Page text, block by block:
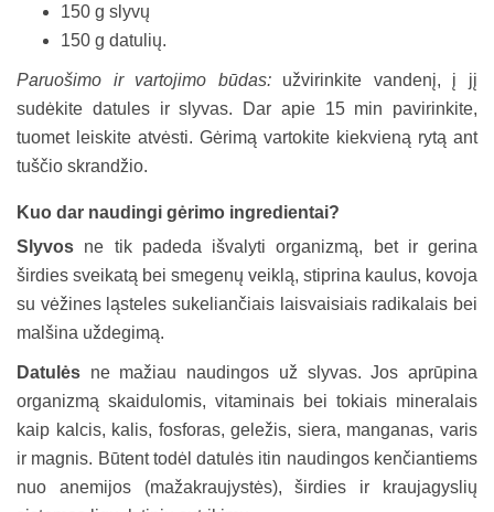
150 g slyvų
150 g datulių.
Paruošimo ir vartojimo būdas: užvirinkite vandenį, į jį
sudėkite datules ir slyvas. Dar apie 15 min pavirinkite,
tuomet leiskite atvėsti. Gėrimą vartokite kiekvieną rytą ant
tuščio skrandžio.
Kuo dar naudingi gėrimo ingredientai?
Slyvos ne tik padeda išvalyti organizmą, bet ir gerina
širdies sveikatą bei smegenų veiklą, stiprina kaulus, kovoja
su vėžines ląsteles sukeliančiais laisvaisiais radikalais bei
malšina uždegimą.
Datulės ne mažiau naudingos už slyvas. Jos aprūpina
organizmą skaidulomis, vitaminais bei tokiais mineralais
kaip kalcis, kalis, fosforas, geležis, siera, manganas, varis
ir magnis. Būtent todėl datulės itin naudingos kenčiantiems
nuo anemijos (mažakraujystės), širdies ir kraujagyslių